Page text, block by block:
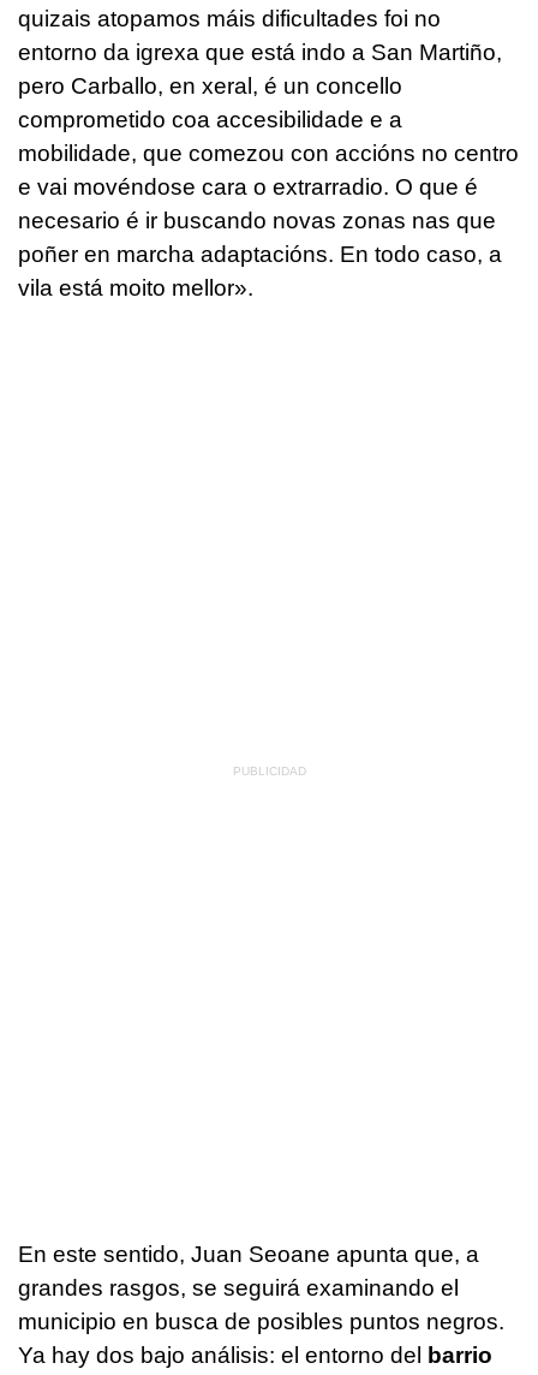
quizais atopamos máis dificultades foi no
entorno da igrexa que está indo a San Martiño,
pero Carballo, en xeral, é un concello
comprometido coa accesibilidade e a
mobilidade, que comezou con accións no centro
e vai movéndose cara o extrarradio. O que é
necesario é ir buscando novas zonas nas que
poñer en marcha adaptacións. En todo caso, a
vila está moito mellor».
En este sentido, Juan Seoane apunta que, a
grandes rasgos, se seguirá examinando el
municipio en busca de posibles puntos negros.
Ya hay dos bajo análisis: el entorno del
barrio